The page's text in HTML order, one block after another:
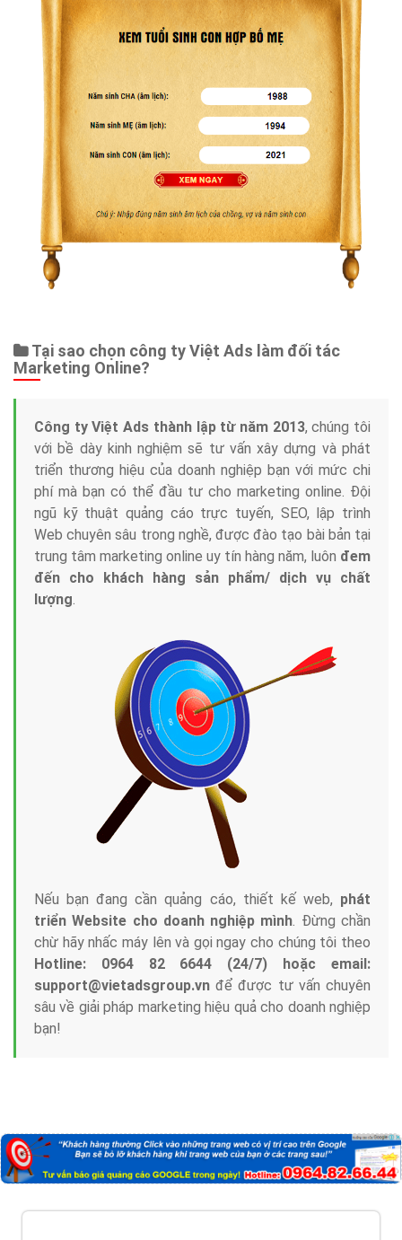
Tại sao chọn công ty Việt Ads làm đối tác
Marketing Online?
Công ty Việt Ads thành lập từ năm 2013, chúng tôi
với bề dày kinh nghiệm sẽ tư vấn xây dựng và phát
triển thương hiệu của doanh nghiệp bạn với mức chi
phí mà bạn có thể đầu tư cho marketing online. Đội
ngũ kỹ thuật quảng cáo trực tuyến, SEO, lập trình
Web chuyên sâu trong nghề, được đào tạo bài bản tại
trung tâm marketing online uy tín hàng năm, luôn đem
đến cho khách hàng sản phẩm/ dịch vụ chất
lượng.
Nếu bạn đang cần quảng cáo, thiết kế web, phát
triển Website cho doanh nghiệp mình. Đừng chần
chừ hãy nhấc máy lên và gọi ngay cho chúng tôi theo
Hotline: 0964 82 6644 (24/7) hoặc email:
support@vietadsgroup.vn để được tư vấn chuyên
sâu về giải pháp marketing hiệu quả cho doanh nghiệp
bạn!